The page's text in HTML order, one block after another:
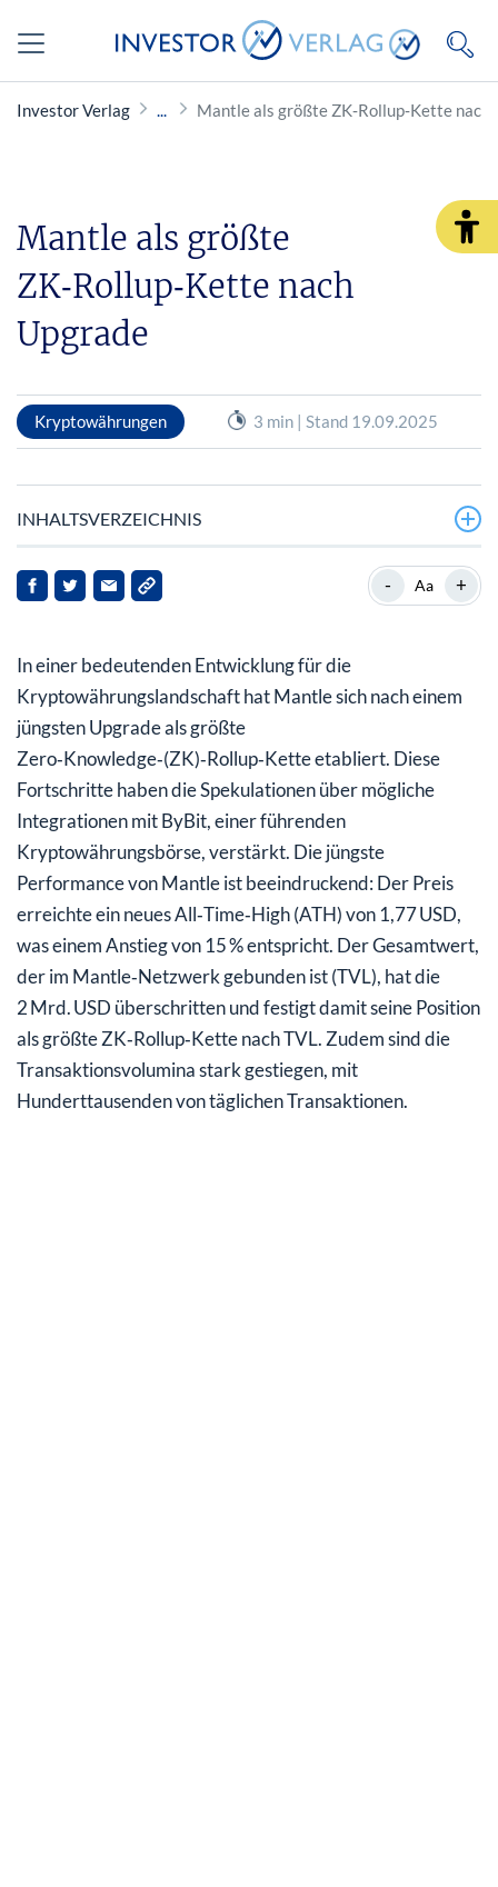
Investor Verlag Mantle als größte ZK‑Rollup‑Kette nach
Mantle als größte
ZK‑Rollup‑Kette nach
Upgrade
Kryptowährungen 3 min | Stand 19.09.2025
INHALTSVERZEICHNIS
Hintergrund zu Mantle
Marktreaktionen und Implikationen
Ausblick
- Aa +
In einer bedeutenden Entwicklung für die
Kryptowährungslandschaft hat Mantle sich nach einem
jüngsten Upgrade als größte
Zero‑Knowledge‑(ZK)‑Rollup‑Kette etabliert. Diese
Fortschritte haben die Spekulationen über mögliche
Integrationen mit ByBit, einer führenden
Kryptowährungsbörse, verstärkt. Die jüngste
Performance von Mantle ist beeindruckend: Der Preis
erreichte ein neues All‑Time‑High (ATH) von 1,77 USD,
was einem Anstieg von 15 % entspricht. Der Gesamtwert,
der im Mantle‑Netzwerk gebunden ist (TVL), hat die
2 Mrd. USD überschritten und festigt damit seine Position
als größte ZK‑Rollup‑Kette nach TVL. Zudem sind die
Transaktionsvolumina stark gestiegen, mit
Hunderttausenden von täglichen Transaktionen.